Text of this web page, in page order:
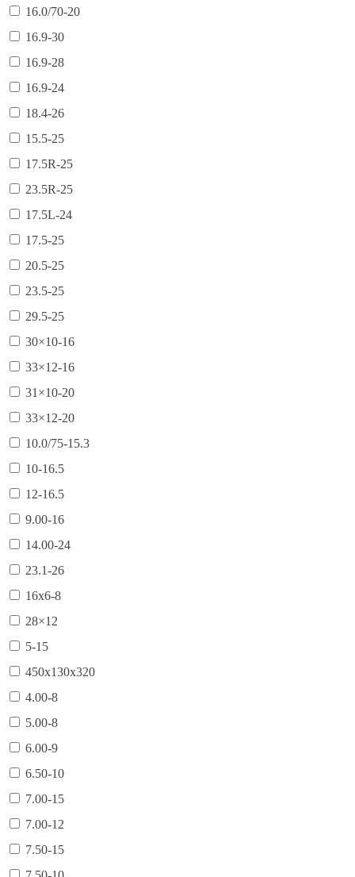
16.0/70-20
16.9-30
16.9-28
16.9-24
18.4-26
15.5-25
17.5R-25
23.5R-25
17.5L-24
17.5-25
20.5-25
23.5-25
29.5-25
30×10-16
33×12-16
31×10-20
33×12-20
10.0/75-15.3
10-16.5
12-16.5
9.00-16
14.00-24
23.1-26
16х6-8
28×12
5-15
450х130х320
4.00-8
5.00-8
6.00-9
6.50-10
7.00-15
7.00-12
7.50-15